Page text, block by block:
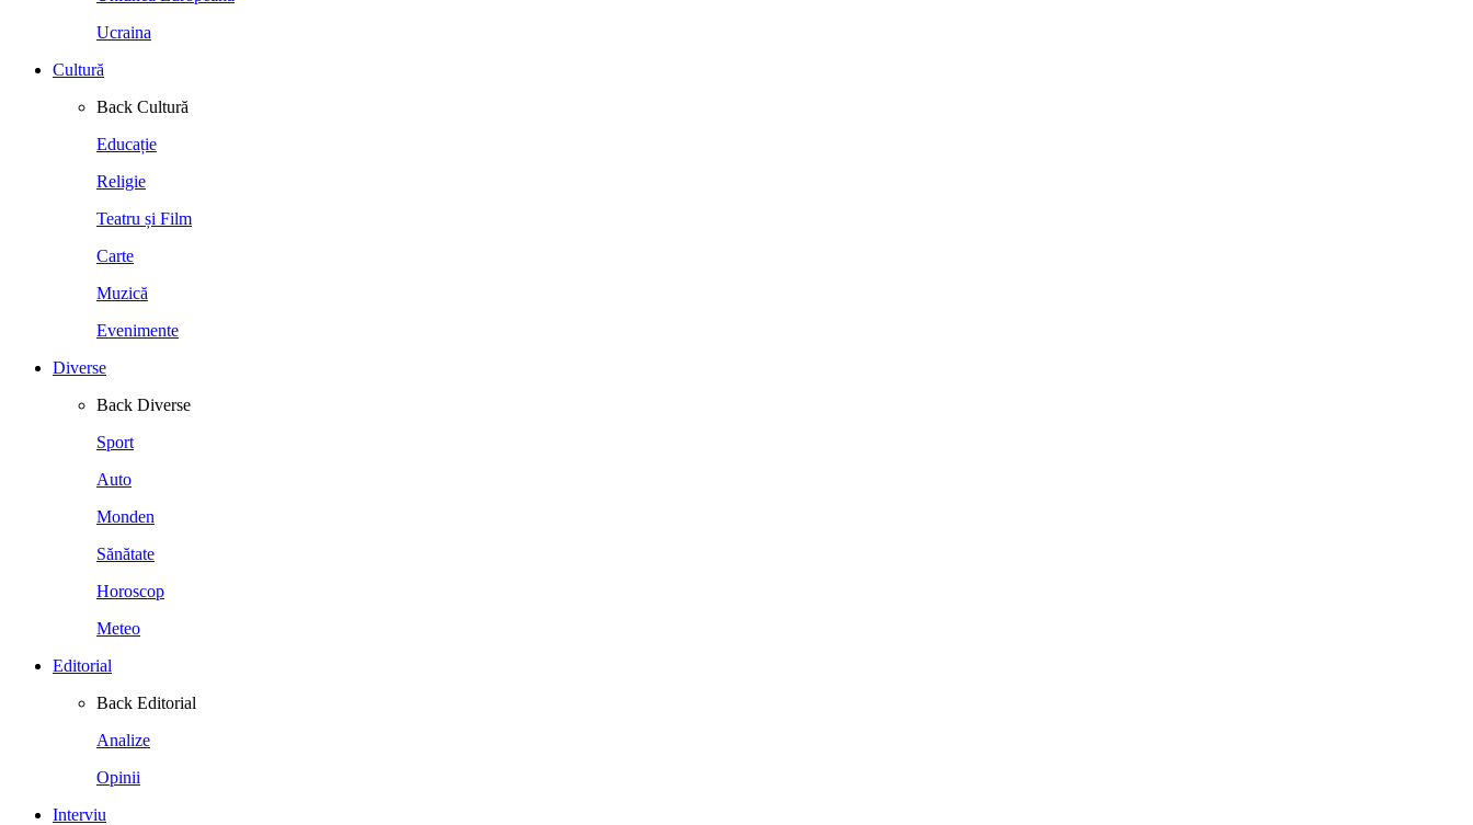
Ucraina
Cultură
Back Cultură
Educație
Religie
Teatru și Film
Carte
Muzică
Evenimente
Diverse
Back Diverse
Sport
Auto
Monden
Sănătate
Horoscop
Meteo
Editorial
Back Editorial
Analize
Opinii
Interviu